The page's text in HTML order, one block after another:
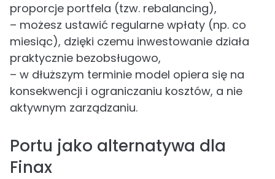
proporcje portfela (tzw. rebalancing),
– możesz ustawić regularne wpłaty (np. co
miesiąc), dzięki czemu inwestowanie działa
praktycznie bezobsługowo,
– w dłuższym terminie model opiera się na
konsekwencji i ograniczaniu kosztów, a nie
aktywnym zarządzaniu.
Portu jako alternatywa dla
Finax